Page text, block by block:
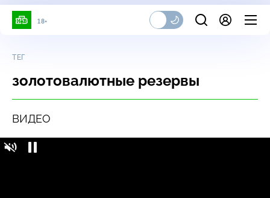
18+
ТЕГ
золотовалютные резервы
ВИДЕО